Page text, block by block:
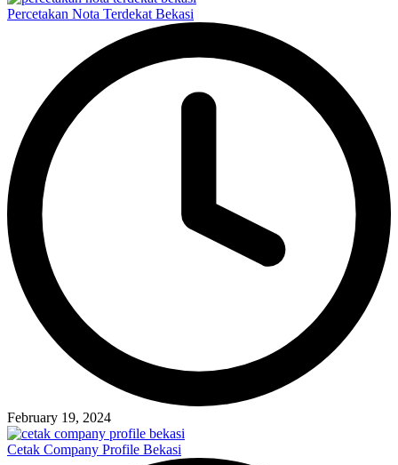
Percetakan Nota Terdekat Bekasi
February 19, 2024
Cetak Company Profile Bekasi